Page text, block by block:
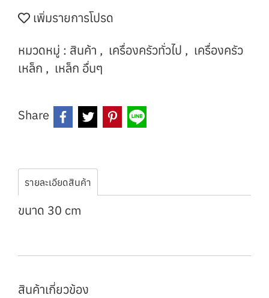
เพิ่มรายการโปรด
หมวดหมู่ : สินค้า , เครื่องครัวทั่วไป , เครื่องครัว
เหล็ก , เหล็ก อื่นๆ
Share
รายละเอียดสินค้า
ขนาด 30 cm
สินค้าเกี่ยวข้อง